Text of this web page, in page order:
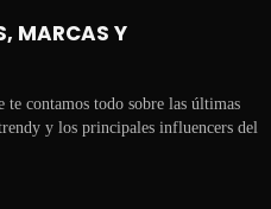
MARCAS Y
contamos todo sobre las últimas
y los principales influencers del